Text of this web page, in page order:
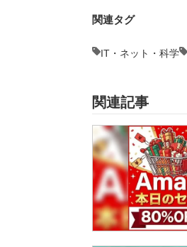
関連タグ
IT・ネット・科学
関連記事